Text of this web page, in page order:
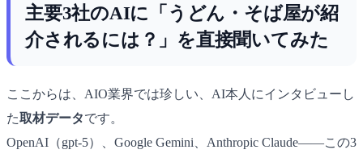
主要3社のAIに「うどん・そば屋が紹
介されるには？」を直接聞いてみた
ここからは、AIO業界では珍しい、AI本人にインタビューし
た取材データです。
OpenAI（gpt-5）、Google Gemini、Anthropic Claude――この3